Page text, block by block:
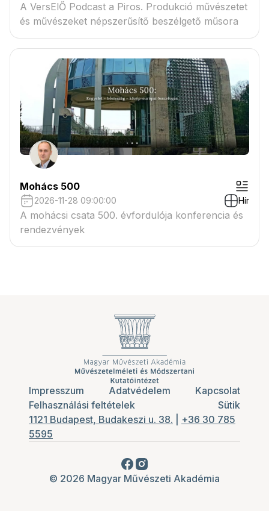
A VersElŐ Podcast a Piros. Produkció művészetet
és művészeket népszerűsítő beszélgető műsora
Mohács 500
2026-11-28 09:00:00 Hír
A mohácsi csata 500. évfordulója konferencia és
rendezvények
Impresszum Adatvédelem
Kapcsolat
Felhasználási feltételek
Sütik
1121 Budapest, Budakeszi u. 38.
+36 30 785
5595
© 2026 Magyar Művészeti Akadémia